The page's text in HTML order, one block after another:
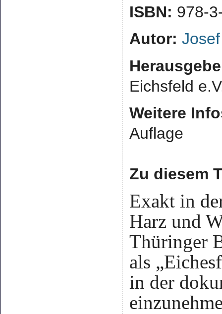
ISBN: 978-
Autor:
Eichsfeld
Weitere
Auflage
Zu diesem
Exakt in
Harz und
Thüringer
als
in der